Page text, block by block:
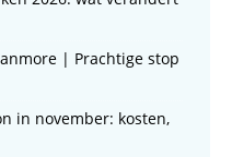
| Prachtige stop
in november: kosten,